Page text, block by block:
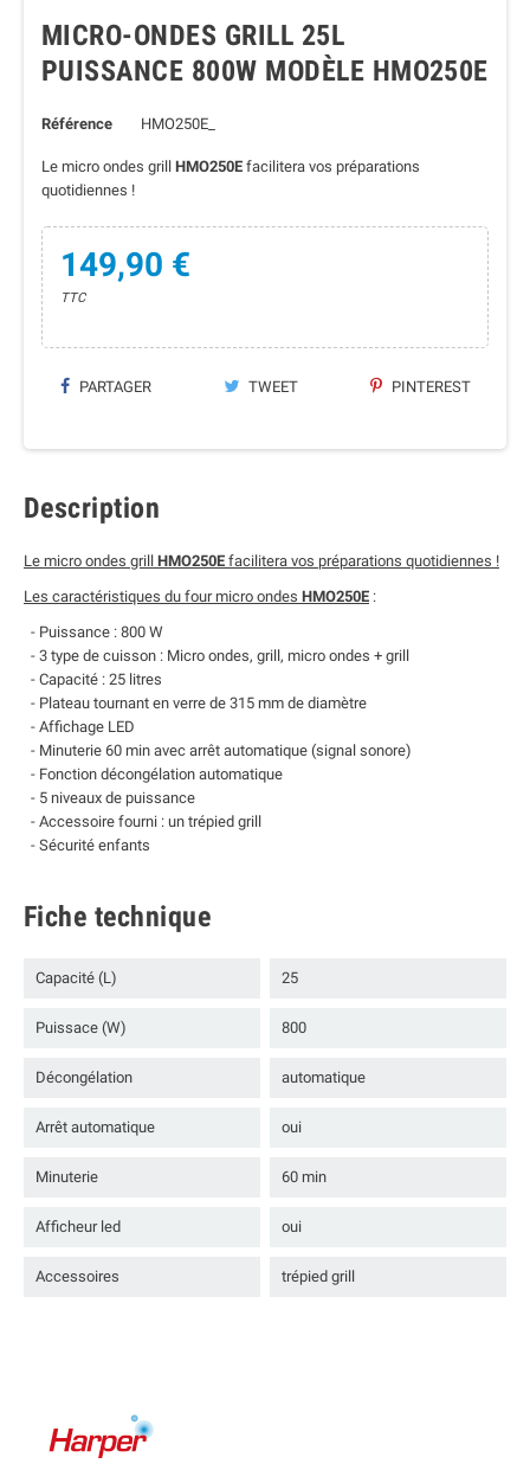
MICRO-ONDES GRILL 25L
PUISSANCE 800W MODÈLE HMO250E
Référence HMO250E_
Le micro ondes grill HMO250E facilitera vos préparations
quotidiennes !
149,90 €
TTC
PARTAGER TWEET PINTEREST
Description
Le micro ondes grill HMO250E facilitera vos préparations quotidiennes !
Les caractéristiques du four micro ondes HMO250E :
- Puissance : 800 W
- 3 type de cuisson : Micro ondes, grill, micro ondes + grill
- Capacité : 25 litres
- Plateau tournant en verre de 315 mm de diamètre
- Affichage LED
- Minuterie 60 min avec arrêt automatique (signal sonore)
- Fonction décongélation automatique
- 5 niveaux de puissance
- Accessoire fourni : un trépied grill
- Sécurité enfants
Fiche technique
Capacité (L) 25
Puissace (W) 800
Décongélation automatique
Arrêt automatique oui
Minuterie 60 min
Afficheur led oui
Accessoires trépied grill